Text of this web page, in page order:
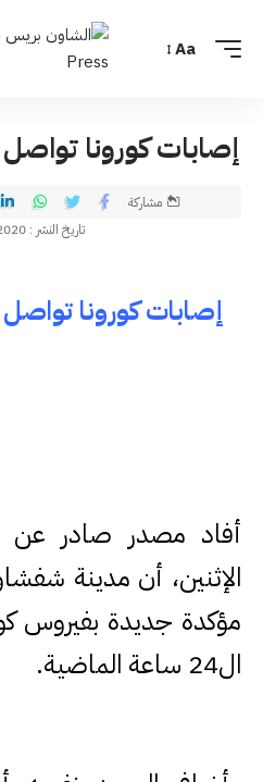
Aa
إصابات كورونا
تاريخ النشر : 17/11/2020
مشاركة
إصابات كورونا
أفاد مصدر صادر عن
مؤكدة جديدة بفيروس
ال24 ساعة الماضية.